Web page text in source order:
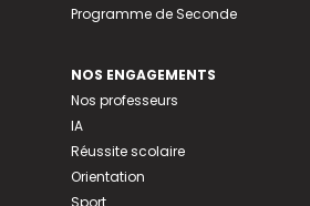
Programme de Seconde
NOS ENGAGEMENTS
Nos professeurs
IA
Réussite scolaire
Orientation